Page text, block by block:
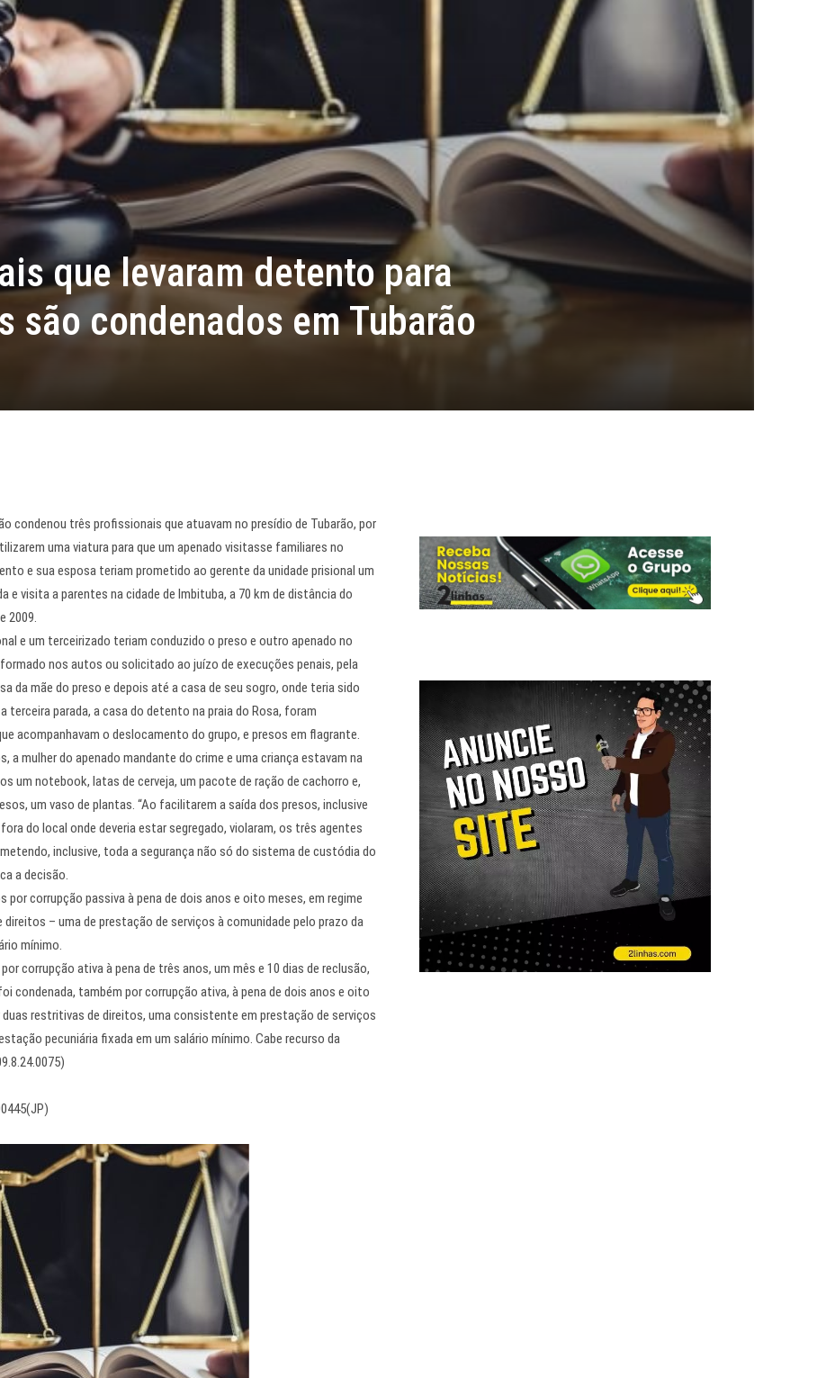
que levaram detento para
condenados em Tubarão
condenou três profissionais que atuavam no presídio de Tubarão, por
uma viatura para que um apenado visitasse familiares no
e sua esposa teriam prometido ao gerente da unidade prisional um
visita a parentes na cidade de Imbituba, a 70 km de distância do
2009.
e um terceirizado teriam conduzido o preso e outro apenado no
nos autos ou solicitado ao juízo de execuções penais, pela
da mãe do preso e depois até a casa de seu sogro, onde teria sido
terceira parada, a casa do detento na praia do Rosa, foram
acompanhavam o deslocamento do grupo, e presos em flagrante.
mulher do apenado mandante do crime e uma criança estavam na
um notebook, latas de cerveja, um pacote de ração de cachorro e,
um vaso de plantas. “Ao facilitarem a saída dos presos, inclusive
do local onde deveria estar segregado, violaram, os três agentes
inclusive, toda a segurança não só do sistema de custódia do
a decisão.
corrupção passiva à pena de dois anos e oito meses, em regime
– uma de prestação de serviços à comunidade pelo prazo da
mínimo.
corrupção ativa à pena de três anos, um mês e 10 dias de reclusão,
condenada, também por corrupção ativa, à pena de dois anos e oito
restritivas de direitos, uma consistente em prestação de serviços
pecuniária fixada em um salário mínimo. Cabe recurso da